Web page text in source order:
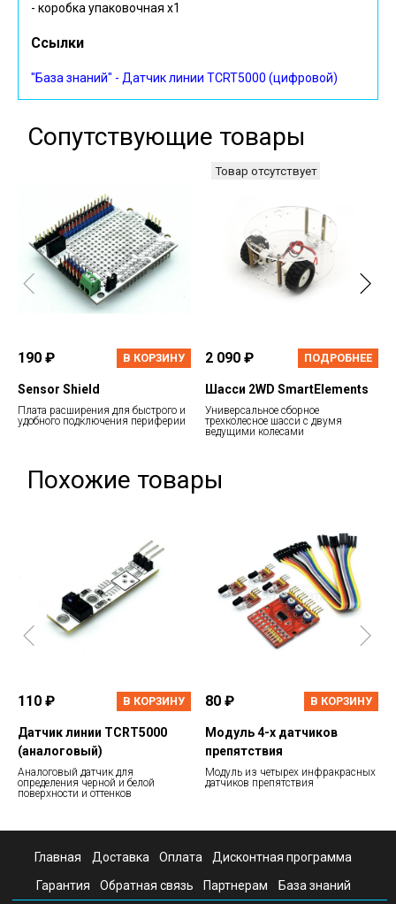
- коробка упаковочная х1
Ссылки
"База знаний" - Датчик линии TCRT5000 (цифровой)
Сопутствующие товары
190 ₽ В КОРЗИНУ
Sensor Shield
Плата расширения для быстрого и
удобного подключения периферии
Товар отсутствует
2 090 ₽ ПОДРОБНЕЕ
Шасси 2WD SmartElements
Универсальное сборное
трехколесное шасси с двумя
ведущими колесами
Похожие товары
110 ₽ В КОРЗИНУ
Датчик линии TCRT5000
(аналоговый)
Аналоговый датчик для
определения черной и белой
поверхности и оттенков
80 ₽ В КОРЗИНУ
Модуль 4-х датчиков
препятствия
Модуль из четырех инфракрасных
датчиков препятствия
Главная Доставка Оплата Дисконтная программа
Гарантия Обратная связь Партнерам База знаний